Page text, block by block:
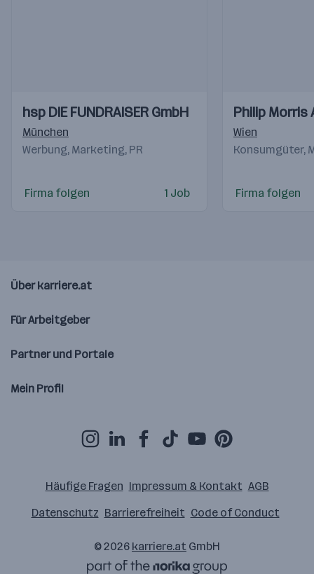
Videos
Einblicke
Einblicke
hsp DIE FUNDRAISER GmbH
München
Werbung, Marketing, PR
Firma folgen 1 Job
Videos
Einblicke
Einblicke
Philip Morris
Wien
Konsumgüter,
Firma folgen
Über karriere.at
Für Arbeitgeber
Partner und Portale
Mein Profil
Häufige Fragen Impressum & Kontakt AGB
Datenschutz Barrierefreiheit Code of Conduct
© 2026 karriere.at GmbH